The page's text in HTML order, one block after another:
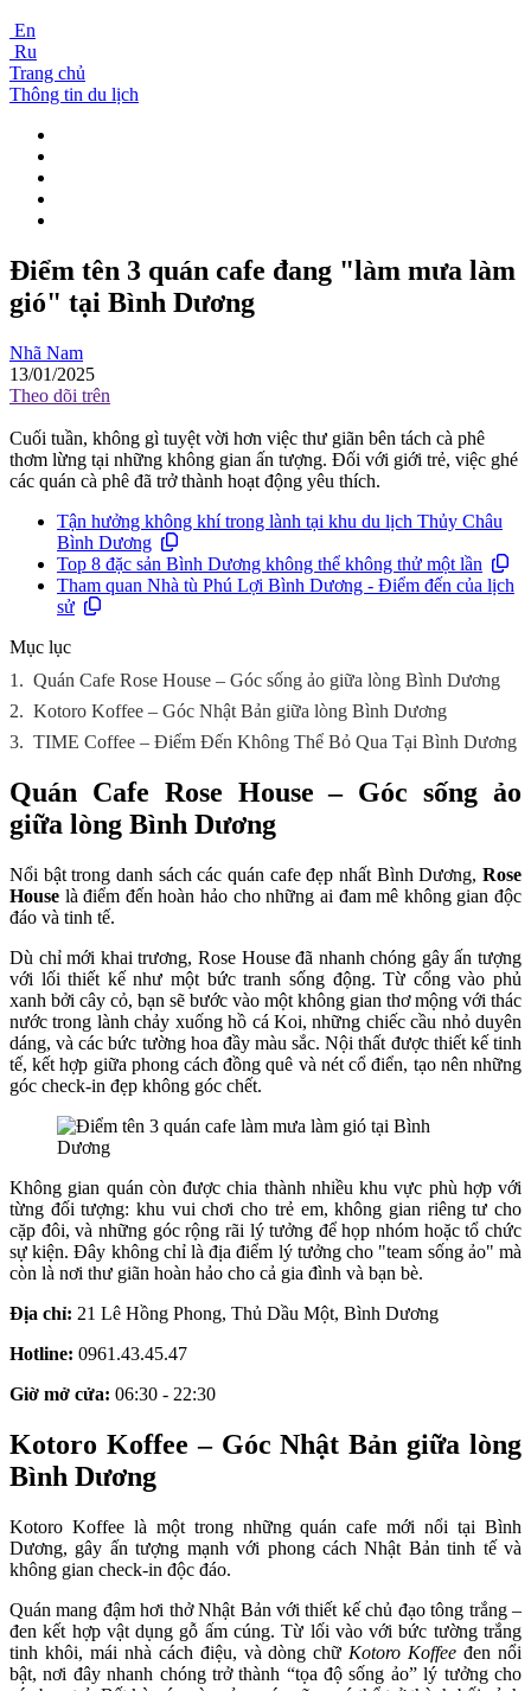
En
Ru
Trang chủ
Thông tin du lịch
Điểm tên 3 quán cafe đang "làm mưa làm
gió" tại Bình Dương
Nhã Nam
13/01/2025
Theo dõi trên
Cuối tuần, không gì tuyệt vời hơn việc thư giãn bên tách cà phê
thơm lừng tại những không gian ấn tượng. Đối với giới trẻ, việc ghé
các quán cà phê đã trở thành hoạt động yêu thích.
Tận hưởng không khí trong lành tại khu du lịch Thủy Châu
Bình Dương
Top 8 đặc sản Bình Dương không thể không thử một lần
Tham quan Nhà tù Phú Lợi Bình Dương - Điểm đến của lịch
sử
Mục lục
1. Quán Cafe Rose House – Góc sống ảo giữa lòng Bình Dương
2. Kotoro Koffee – Góc Nhật Bản giữa lòng Bình Dương
3. TIME Coffee – Điểm Đến Không Thể Bỏ Qua Tại Bình Dương
Quán Cafe Rose House – Góc sống ảo
giữa lòng Bình Dương
Nổi bật trong danh sách các quán cafe đẹp nhất Bình Dương, Rose
House là điểm đến hoàn hảo cho những ai đam mê không gian độc
đáo và tinh tế.
Dù chỉ mới khai trương, Rose House đã nhanh chóng gây ấn tượng
với lối thiết kế như một bức tranh sống động. Từ cổng vào phủ
xanh bởi cây cỏ, bạn sẽ bước vào một không gian thơ mộng với thác
nước trong lành chảy xuống hồ cá Koi, những chiếc cầu nhỏ duyên
dáng, và các bức tường hoa đầy màu sắc. Nội thất được thiết kế tinh
tế, kết hợp giữa phong cách đồng quê và nét cổ điển, tạo nên những
góc check-in đẹp không góc chết.
Không gian quán còn được chia thành nhiều khu vực phù hợp với
từng đối tượng: khu vui chơi cho trẻ em, không gian riêng tư cho
cặp đôi, và những góc rộng rãi lý tưởng để họp nhóm hoặc tổ chức
sự kiện. Đây không chỉ là địa điểm lý tưởng cho "team sống ảo" mà
còn là nơi thư giãn hoàn hảo cho cả gia đình và bạn bè.
Địa chỉ: 21 Lê Hồng Phong, Thủ Dầu Một, Bình Dương
Hotline: 0961.43.45.47
Giờ mở cửa: 06:30 - 22:30
Kotoro Koffee – Góc Nhật Bản giữa lòng
Bình Dương
Kotoro Koffee là một trong những quán cafe mới nổi tại Bình
Dương, gây ấn tượng mạnh với phong cách Nhật Bản tinh tế và
không gian check-in độc đáo.
Quán mang đậm hơi thở Nhật Bản với thiết kế chủ đạo tông trắng –
đen kết hợp vật dụng gỗ ấm cúng. Từ lối vào với bức tường trắng
tinh khôi, mái nhà cách điệu, và dòng chữ Kotoro Koffee đen nổi
bật, nơi đây nhanh chóng trở thành “tọa độ sống ảo” lý tưởng cho